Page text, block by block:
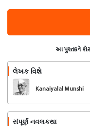
આ પુસ્તકને શેર
લેખક વિશે
Kanaiyalal Munshi
સંપૂર્ણ નવલકથા